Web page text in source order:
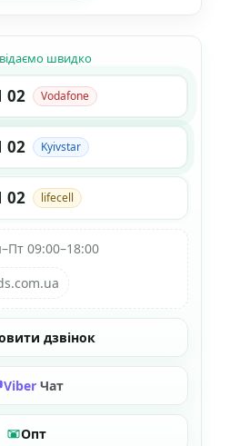
швидко
02 Vodafone
02 Kyivstar
02 lifecell
09:00–18:00
дзвінок
Viber Чат
Опт